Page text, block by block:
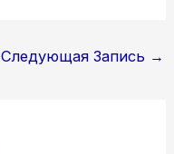
Следующая Запись →